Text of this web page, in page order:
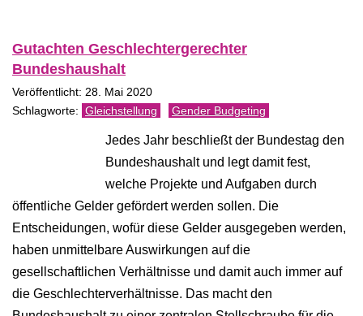
Gutachten Geschlechtergerechter
Bundeshaushalt
Veröffentlicht: 28. Mai 2020
Gleichstellung Gender Budgeting
Jedes Jahr beschließt der Bundestag den
Bundeshaushalt und legt damit fest,
welche Projekte und Aufgaben durch
öffentliche Gelder gefördert werden sollen. Die
Entscheidungen, wofür diese Gelder ausgegeben werden,
haben unmittelbare Auswirkungen auf die
gesellschaftlichen Verhältnisse und damit auch immer auf
die Geschlechterverhältnisse. Das macht den